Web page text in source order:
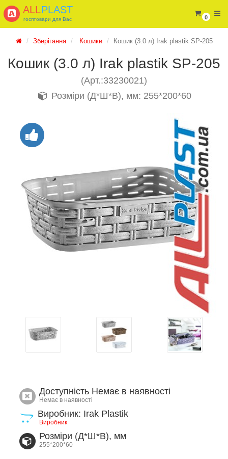
0
ALLPLAST
госптовари для Вас
Зберігання Кошики Кошик (3.0 л) Irak plastik SP-205
Кошик (3.0 л) Irak plastik SP-205
(Арт.:33230021)
Розміри (Д*Ш*В), мм: 255*200*60
Доступність Немає в наявності
Немає в наявності
Виробник: Irak Plastik
Виробник
Розміри (Д*Ш*В), мм
255*200*60